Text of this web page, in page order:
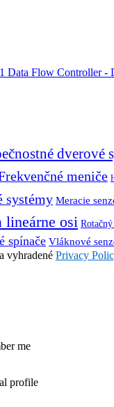
Data Flow Controller -
dverové
meniče
systémy Meracie
lineárne osi
spínače Vláknové
vyhradené Privacy
me
profile